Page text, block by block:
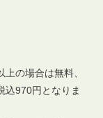
の場合は無料、
込970円となりま